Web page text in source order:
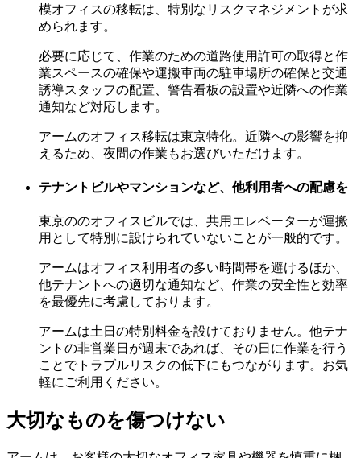
模オフィスの移転は、特別なリスクマネジメントが求
められます。
必要に応じて、作業のための道路使用許可の取得と作
業スペースの確保や運搬車両の駐車場所の確保と交通
誘導スタッフの配置、警告看板の設置や近隣への作業
通知など対応します。
アームのオフィス移転は東京特化。近隣への影響を抑
えるため、夜間の作業もお選びいただけます。
テナントビルやマンションなど、他利用者への配慮を
東京ののオフィスビルでは、共用エレベーターが運搬
用として特別に設けられていないことが一般的です。
アームはオフィス利用者の多い時間帯を避けるほか、
他テナントへの適切な通知など、作業の安全性と効率
を最優先に考慮しております。
アームは土日の特別料金を設けておりません。他テナ
ントの非営業日が週末であれば、その日に作業を行う
ことでトラブルリスクの低下にもつながります。お気
軽にご利用ください。
大切なものを傷つけない